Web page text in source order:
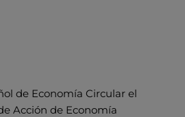
de Economía Circular el
Acción de Economía